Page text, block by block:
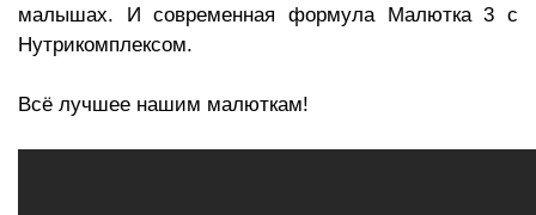
малышах. И современная формула Малютка 3 с
Нутрикомплексом.
Всё лучшее нашим малюткам!